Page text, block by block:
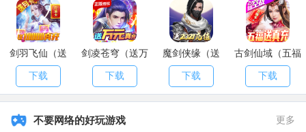
剑羽飞仙（送
10000真充）
下载
剑凌苍穹（送万
元真充）
下载
魔剑侠缘（送
2021充值）
下载
古剑仙域（五福
送真充）
下载
不要网络的好玩游戏 更多